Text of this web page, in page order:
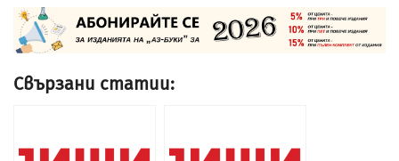
Свързани статии: